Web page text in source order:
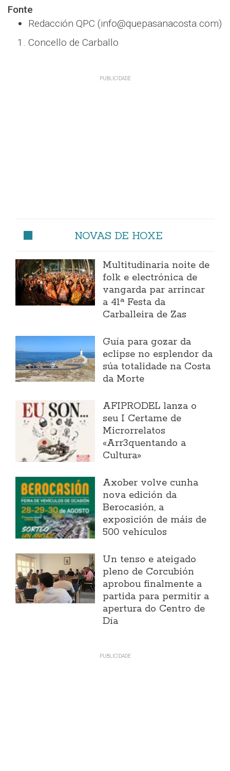
Fonte
Redacción QPC (info@quepasanacosta.com)
Concello de Carballo
NOVAS DE HOXE
Multitudinaria noite de
folk e electrónica de
vangarda par arrincar
a 41ª Festa da
Carballeira de Zas
Guía para gozar da
eclipse no esplendor da
súa totalidade na Costa
da Morte
AFIPRODEL lanza o
seu I Certame de
Microrrelatos
«Arr3quentando a
Cultura»
Axober volve cunha
nova edición da
Berocasión, a
exposición de máis de
500 vehículos
Un tenso e ateigado
pleno de Corcubión
aprobou finalmente a
partida para permitir a
apertura do Centro de
Día